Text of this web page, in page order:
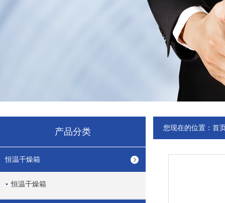
产品分类
恒温干燥箱
恒温干燥箱
您现在的位置： 首